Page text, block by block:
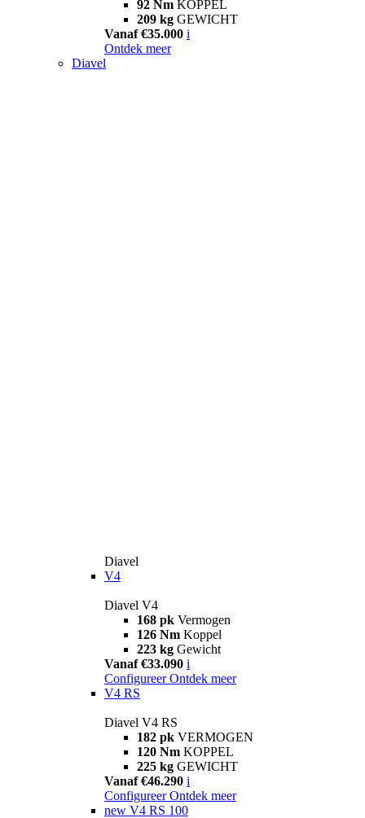
92 Nm KOPPEL
209 kg GEWICHT
Vanaf €35.000 i
Ontdek meer
Diavel
Diavel
V4
Diavel V4
168 pk Vermogen
126 Nm Koppel
223 kg Gewicht
Vanaf €33.090 i
Configureer Ontdek meer
V4 RS
Diavel V4 RS
182 pk VERMOGEN
120 Nm KOPPEL
225 kg GEWICHT
Vanaf €46.290 i
Configureer Ontdek meer
new V4 RS 100